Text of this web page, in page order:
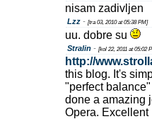
nisam zadivljen
Lzz - [tra 03, 2010 at 05:38 PM]
uu. dobre su
Stralin - [kol 22, 2011 at 05:02
http://
this blog. It's
"perfect
done a amazing
Opera. Excellent